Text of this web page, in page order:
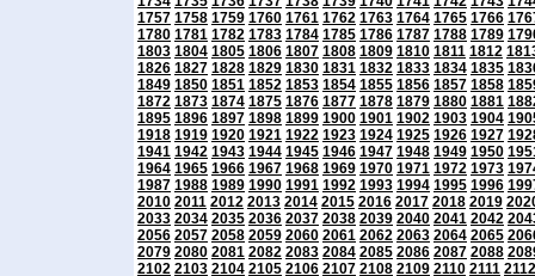
1757 1758 1759 1760 1761 1762 1763 1764 1765 1766
1780 1781 1782 1783 1784 1785 1786 1787 1788 1789
1803 1804 1805 1806 1807 1808 1809 1810 1811 1812
1826 1827 1828 1829 1830 1831 1832 1833 1834 1835
1849 1850 1851 1852 1853 1854 1855 1856 1857 1858
1872 1873 1874 1875 1876 1877 1878 1879 1880 1881
1895 1896 1897 1898 1899 1900 1901 1902 1903 1904
1918 1919 1920 1921 1922 1923 1924 1925 1926 1927
1941 1942 1943 1944 1945 1946 1947 1948 1949 1950
1964 1965 1966 1967 1968 1969 1970 1971 1972 1973
1987 1988 1989 1990 1991 1992 1993 1994 1995 1996
2010 2011 2012 2013 2014 2015 2016 2017 2018 2019
2033 2034 2035 2036 2037 2038 2039 2040 2041 2042
2056 2057 2058 2059 2060 2061 2062 2063 2064 2065
2079 2080 2081 2082 2083 2084 2085 2086 2087 2088
2102 2103 2104 2105 2106 2107 2108 2109 2110 2111 2112